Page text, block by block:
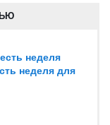
неделя
неделя для